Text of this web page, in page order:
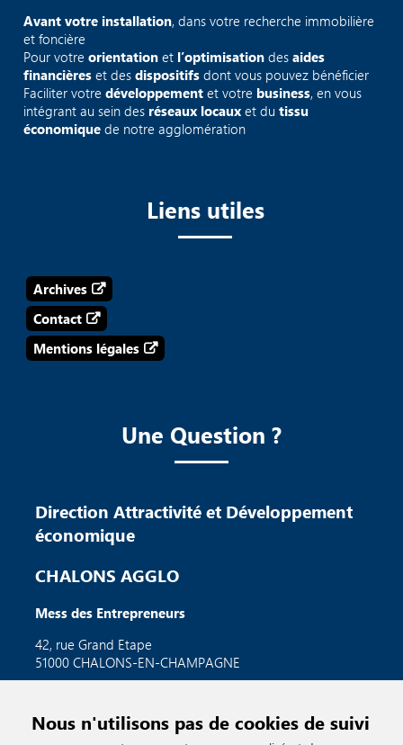
Nous n'utilisons pas de cookies de suivi
Avant votre installation, dans votre recherche immobilière
et foncière
Pour votreorientationet l’optimisationdesaides
financières et desdispositifsdont vous pouvez bénéficier
Faciliter votredéveloppementet votre business, en vous
intégrant au sein des réseaux locaux et dutissu
économique de notre agglomération
Liens utiles
Archives
Contact
Mentions légales
Une Question ?
Direction Attractivité et Développement
économique
CHALONS AGGLO
Mess des Entrepreneurs
42, rue Grand Etape
51000 CHALONS-EN-CHAMPAGNE